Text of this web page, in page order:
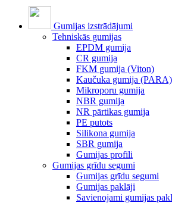
Gumijas izstrādājumi
Tehniskās gumijas
EPDM gumija
CR gumija
FKM gumija (Viton)
Kaučuka gumija (PARA)
Mikroporu gumija
NBR gumija
NR pārtikas gumija
PE putots
Silikona gumija
SBR gumija
Gumijas profili
Gumijas grīdu segumi
Gumijas grīdu segumi
Gumijas paklāji
Savienojami gumijas